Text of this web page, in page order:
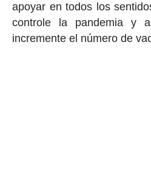
apoyar en todos los
controle la pandemia y
incremente el número de